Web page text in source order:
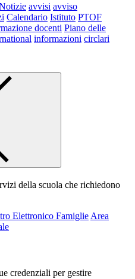
avvisi avviso
Calendario Istituto PTOF
docenti Piano delle
informazioni circlari
della scuola che richiedono
Elettronico Famiglie Area
credenziali per gestire